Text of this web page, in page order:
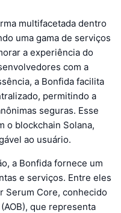
multifacetada dentro
uma gama de serviços
a experiência do
com a
a Bonfida facilita
permitindo a
seguras. Esse
o blockchain Solana,
ao usuário.
a Bonfida fornece um
e serviços. Entre eles
Serum Core, conhecido
que representa